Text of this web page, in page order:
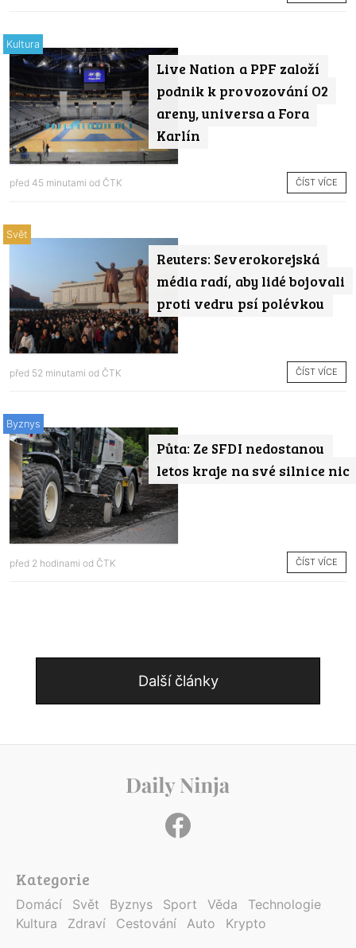
Live Nation a PPF založí
podnik k provozování O2
areny, universa a Fora
Karlín
Kultura
před 45 minutami od ČTK ČÍST VÍCE
Reuters: Severokorejská
média radí, aby lidé bojovali
proti vedru psí polévkou
Svět
před 52 minutami od ČTK ČÍST VÍCE
Půta: Ze SFDI nedostanou
letos kraje na své silnice nic
Byznys
před 2 hodinami od ČTK ČÍST VÍCE
Další články
Kategorie
Domácí Svět Byznys Sport Věda
Technologie
Kultura
Zdraví Cestování Auto Krypto